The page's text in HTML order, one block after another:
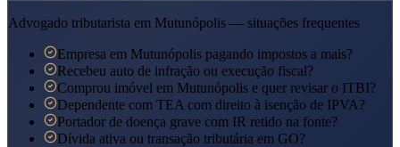
Advogado tributarista em Mutunópolis — situações frequentes
Empresa em Mutunópolis pagando impostos a mais?
Recebeu auto de infração ou execução fiscal?
Comprou imóvel em Mutunópolis e quer revisar o ITBI?
Dependente com TEA com direito à isenção de IPVA?
Portador de doença grave com IR retido na fonte?
Dívida ativa ou transação tributária em GO?